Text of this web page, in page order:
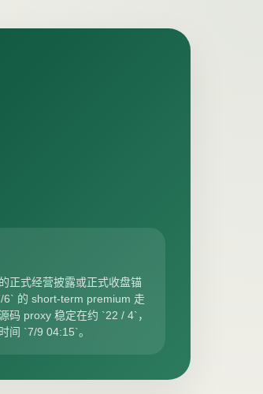
正式经营披露或正式收盘锚
6` 的 short-term premium 走
码 proxy 稳定在约 `22 / 4`，
间 `7/9 04:15`。